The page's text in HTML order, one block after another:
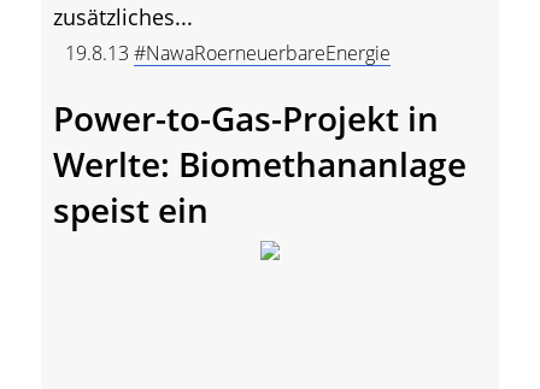
zusätzliches...
19.8.13 #NawaRoerneuerbareEnergie
Power-to-Gas-Projekt in
Werlte: Biomethananlage
speist ein